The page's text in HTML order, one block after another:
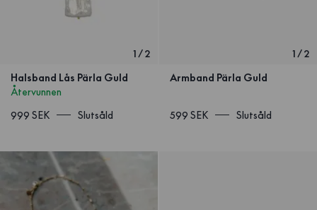
1/2
Halsband Lås Pärla Guld
Återvunnen
999 SEK
Slutsåld
1/2
Armband Pärla Guld
599 SEK Slutsåld